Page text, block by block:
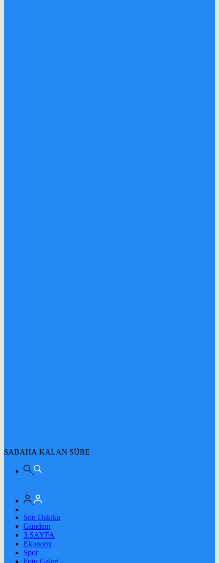
SABAHA KALAN SÜRE
Son Dakika
Gündem
3.SAYFA
Ekonomi
Spor
Foto Galeri